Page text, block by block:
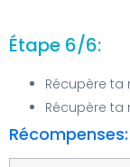
Étape 6/6:
Récupère
Récupère
Récompenses: